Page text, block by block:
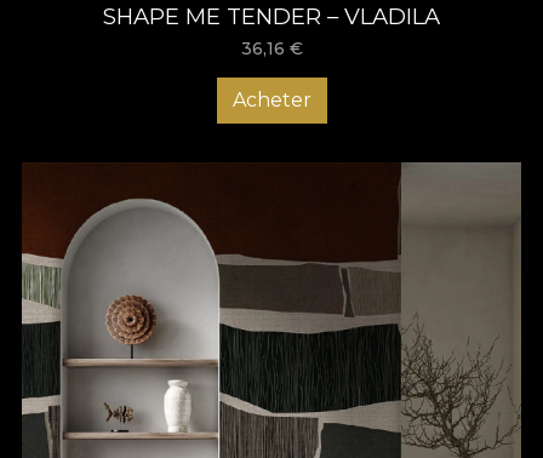
SHAPE ME TENDER – VLADILA
36,16 €
Acheter